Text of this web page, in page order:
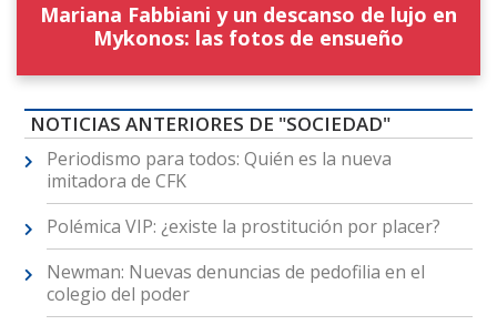
Mariana Fabbiani y un descanso de lujo en
Mykonos: las fotos de ensueño
NOTICIAS ANTERIORES DE "SOCIEDAD"
Periodismo para todos: Quién es la nueva
imitadora de CFK
Polémica VIP: ¿existe la prostitución por placer?
Newman: Nuevas denuncias de pedofilia en el
colegio del poder